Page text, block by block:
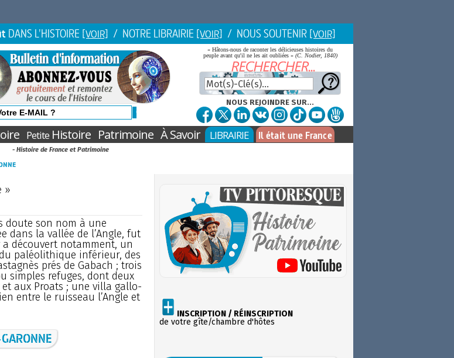
DANS L'HISTOIRE [VOIR] / NOTRE LIBRAIRIE [VOIR] / NOUS SOUTENIR [VOIR]
« Hâtons-nous de raconter les délicieuses histoires du
peuple avant qu'il ne les ait oubliées » (C. Nodier, 1840)
NOUS REJOINDRE SUR...
PetiteHistoire Patrimoine À Savoir LIBRAIRIE Il était une France
- Histoire de France et Patrimoine
»
doute son nom à une
la vallée de l’Angle, fut
découvert notamment, un
paléolithique inférieur, des
prés de Gabach ; trois
simples refuges, dont deux
aux Proats ; une villa gallo-
entre le ruisseau l’Angle et
INSCRIPTION / RÉINSCRIPTION
de votre gîte/chambre d'hôtes